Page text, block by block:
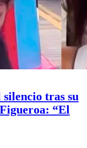
tras su
“El